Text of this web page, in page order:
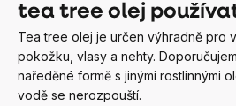
tea tree olej
Tea tree olej je určen výhradně pro
pokožku, vlasy a nehty.
naředěné formě s jinými rostlinnými
vodě se nerozpouští.